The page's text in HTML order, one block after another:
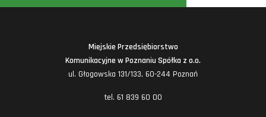
Miejskie Przedsiębiorstwo
Komunikacyjne w Poznaniu Spółka z o.o.
ul. Głogowska 131/133, 60-244 Poznań
tel. 61 839 60 00